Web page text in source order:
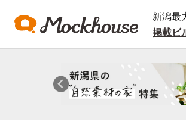
新潟最
掲載ビ